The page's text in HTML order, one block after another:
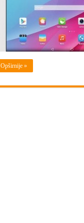
Opširnije »